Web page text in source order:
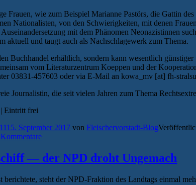
Frauen, wie zum Beispiel Marianne Pastörs, die Gattin
Nationalisten, von den Schwierigkeiten, mit denen
mit dem Phänomen Neonazistinnen
aktuell und taugt auch als Nachschlagewerk zum Thema.
Buchhandel erhältlich, sondern kann wesentlich
vom Literaturzentrum Koeppen und der
03831-457603 oder via E-Mail an kowa_mv [at] fh-
Journalistin, die seit vielen Jahren zum Thema
Eintritt frei
15. September 2017 von Fleischervorstadt-Blog
— der NPD droht Ungemach
berichtete, steht der NPD-Fraktion des Landtags einmal